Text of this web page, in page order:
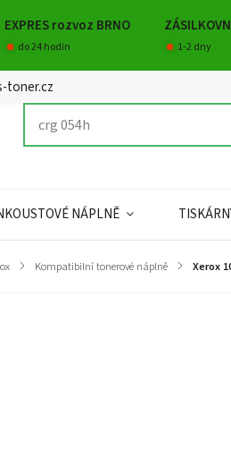
EXPRES rozvoz BRNO
do 24 hodin 1-2 dny
toner.cz
NÁPLNĚ
/ Kompatibilní tonerové náplně / Xerox